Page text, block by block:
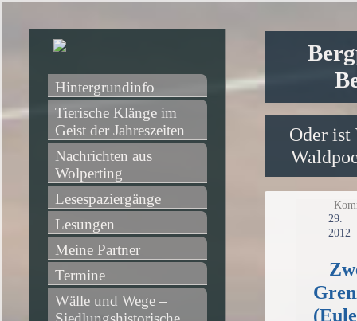
Oder ist
2012
Hintergrundinfo
Tierische Klänge im
Geist der Jahreszeiten
Nachrichten aus
Wolperting
Lesespaziergänge
Lesungen
Meine Partner
Termine
Wälle und Wege –